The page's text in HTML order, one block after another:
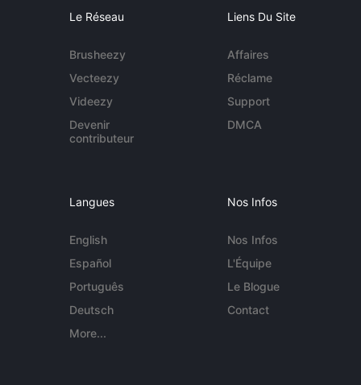
Le Réseau
Brusheezy
Vecteezy
Videezy
Devenir
contributeur
Liens Du Site
Affaires
Réclame
Support
DMCA
Langues
English
Español
Português
Deutsch
More...
Nos Infos
Nos Infos
L'Équipe
Le Blogue
Contact